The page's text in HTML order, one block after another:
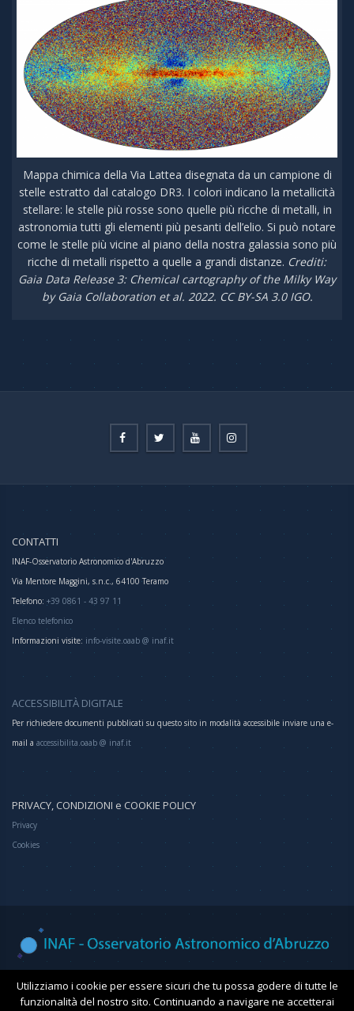
Mappa chimica della Via Lattea disegnata da un campione di
stelle estratto dal catalogo DR3. I colori indicano la metallicità
stellare: le stelle più rosse sono quelle più ricche di metalli, in
astronomia tutti gli elementi più pesanti dell’elio. Si può notare
come le stelle più vicine al piano della nostra galassia sono più
ricche di metalli rispetto a quelle a grandi distanze. Crediti:
Gaia Data Release 3: Chemical cartography of the Milky Way
by Gaia Collaboration et al. 2022. CC BY-SA 3.0 IGO.
CONTATTI
INAF-Osservatorio Astronomico d'Abruzzo
Via Mentore Maggini, s.n.c., 64100 Teramo
Telefono: +39 0861 - 43 97 11
Elenco telefonico
Informazioni visite: info-visite.oaab @ inaf.it
ACCESSIBILITÀ DIGITALE
Per richiedere documenti pubblicati su questo sito in modalità accessibile inviare una e-
mail a accessibilita.oaab @ inaf.it
PRIVACY, CONDIZIONI e COOKIE POLICY
Privacy
Cookies
Utilizziamo i cookie per essere sicuri che tu possa godere di tutte le
funzionalità del nostro sito. Continuando a navigare ne accetterai